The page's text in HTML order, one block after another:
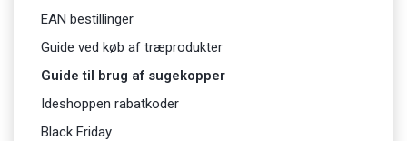
EAN bestillinger
Guide ved køb af træprodukter
Guide til brug af sugekopper
Ideshoppen rabatkoder
Black Friday